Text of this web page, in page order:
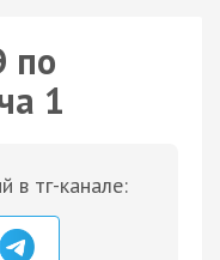
по
1
в тг-канале: